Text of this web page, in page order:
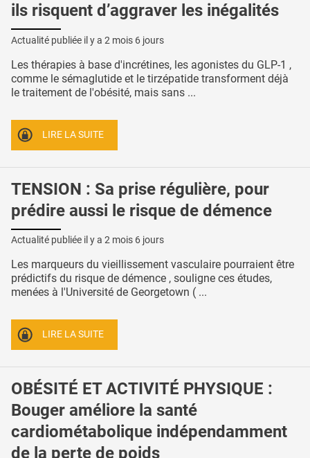
ils risquent d’aggraver les inégalités
Actualité publiée il y a 2 mois 6 jours
Les thérapies à base d'incrétines, les agonistes du GLP-1 ,
comme le sémaglutide et le tirzépatide transforment déjà
le traitement de l'obésité, mais sans ...
LIRE LA SUITE
TENSION : Sa prise régulière, pour
prédire aussi le risque de démence
Actualité publiée il y a 2 mois 6 jours
Les marqueurs du vieillissement vasculaire pourraient être
prédictifs du risque de démence , souligne ces études,
menées à l'Université de Georgetown ( ...
LIRE LA SUITE
OBÉSITÉ ET ACTIVITÉ PHYSIQUE :
Bouger améliore la santé
cardiométabolique indépendamment
de la perte de poids